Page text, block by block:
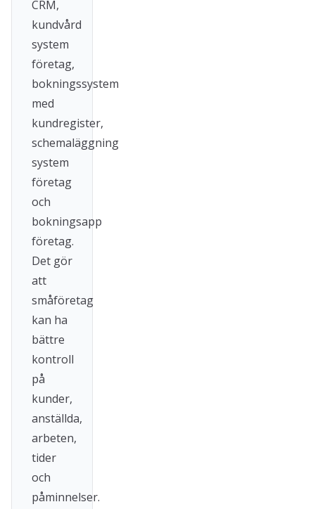
CRM,
kundvård
system
företag,
bokningssystem
med
kundregister,
schemaläggning
system
företag
och
bokningsapp
företag.
Det gör
att
småföretag
kan ha
bättre
kontroll
på
kunder,
anställda,
arbeten,
tider
och
påminnelser.